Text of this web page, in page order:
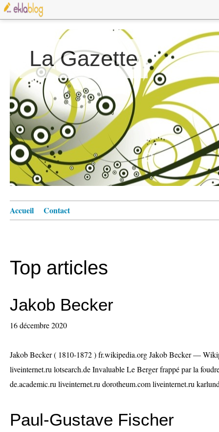
La Gazette
Accueil Contact
Top articles
Jakob Becker
16 décembre 2020
Jakob Becker ( 1810-1872 ) fr.wikipedia.org Jakob Becker —
liveinternet.ru lotsearch.de Invaluable Le Berger frappé par la
de.academic.ru liveinternet.ru dorotheum.com liveinternet.ru
Paul-Gustave Fischer